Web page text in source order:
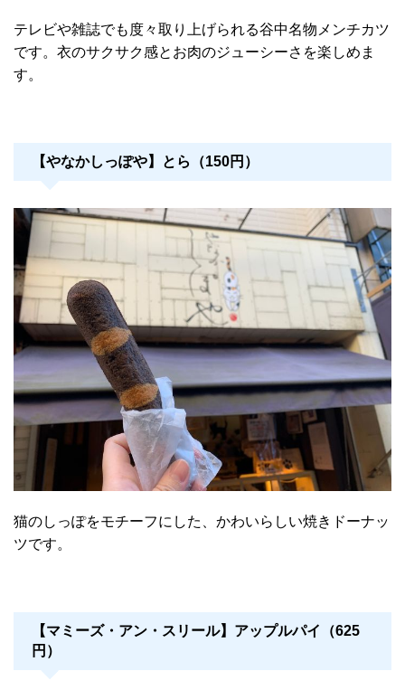
テレビや雑誌でも度々取り上げられる谷中名物メンチカツ
です。衣のサクサク感とお肉のジューシーさを楽しめま
す。
【やなかしっぽや】とら（150円）
猫のしっぽをモチーフにした、かわいらしい焼きドーナッ
ツです。
【マミーズ・アン・スリール】アップルパイ（625
円）